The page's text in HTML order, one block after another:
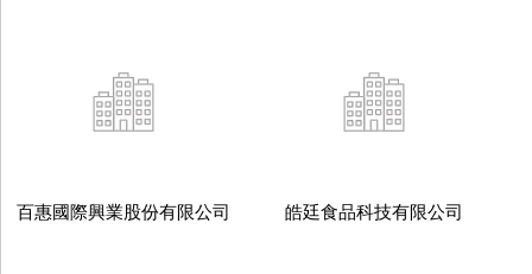
百惠國際興業股份有限公司 皓廷食品科技有限公司